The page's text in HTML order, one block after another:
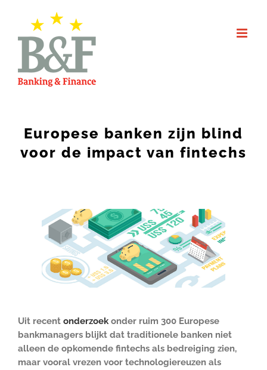
Europese banken zijn blind
voor de impact van fintechs
Larger
Uit recent onderzoekonder ruim 300 Europese
bankmanagers blijkt dat traditionele banken niet
alleen de opkomende fintechs als bedreiging zien,
maar vooral vrezen voor technologiereuzen als